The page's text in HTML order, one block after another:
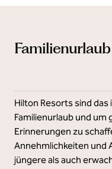
Hilton Resorts sind
Familienurlaub und
Erinnerungen zu
Annehmlichkeiten und
jüngere als auch